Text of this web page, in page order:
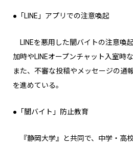
●「LINE」アプリでの注意喚起
LINEを悪用した闇バイトの注意喚
加時やLINEオープンチャット入室時
また、不審な投稿やメッセージの通
を進めている。
●「闇バイト」防止教育
『静岡大学』と共同で、中学・高